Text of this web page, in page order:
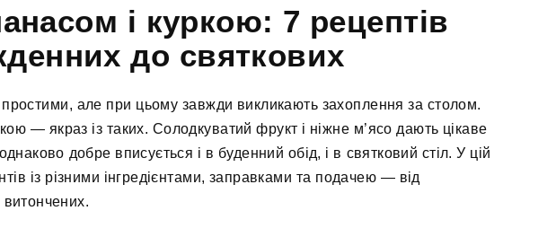
і куркою: 7 рецептів
до святкових
але при цьому завжди викликають захоплення за столом.
— якраз із таких. Солодкуватий фрукт і ніжне м’ясо дають цікаве
добре вписується і в буденний обід, і в святковий стіл. У цій
із різними інгредієнтами, заправками та подачею — від